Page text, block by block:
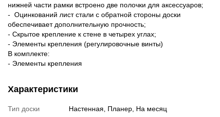
нижней части рамки встроено две полочки для аксессуаров;
- Оцинкований лист стали с обратной стороны доски
обеспечивает дополнительную прочность;
- Скрытое крепление к стене в четырех углах;
- Элементы крепления (регулировочные винты)
В комплекте:
- Элементы крепления
Характеристики
Тип доски
Настенная, Планер, На месяц